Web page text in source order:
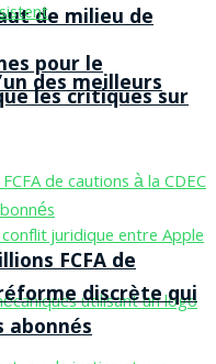
de milieu de
des meilleurs
pour le
les critiques sur
FCFA de
discrète qui
abonnés